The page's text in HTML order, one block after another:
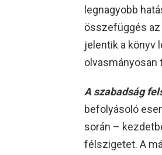
legnagyobb
összefüggés
jelentik a könyv
olvasmányosan
A szabadság
befolyásoló
során –
félszigetet. A